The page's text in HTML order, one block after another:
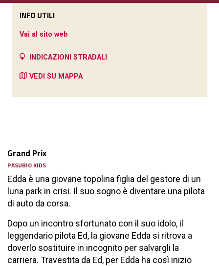
Grand Prix
PASUBIO KIDS
Edda è una giovane topolina figlia del gestore di un
luna park in crisi. Il suo sogno è diventare una pilota
di auto da corsa.
Dopo un incontro sfortunato con il suo idolo, il
leggendario pilota Ed, la giovane Edda si ritrova a
doverlo sostituire in incognito per salvargli la
carriera. Travestita da Ed, per Edda ha così inizio
INFO UTILI
Vai al sito web
INDICAZIONI STRADALI
VEDI SU MAPPA